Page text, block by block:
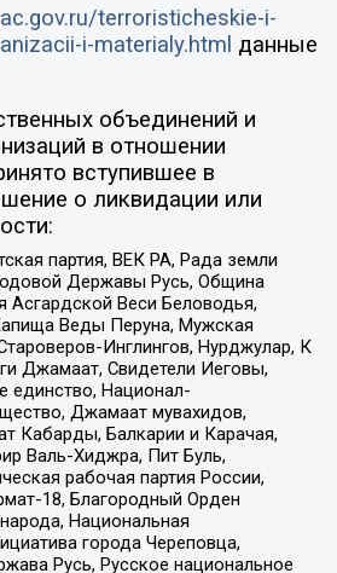
terroristicheskie-i-
i-materialy.html данные
объединений и
в отношении
вступившее в
о ликвидации или
партия, ВЕК РА, Рада земли
Державы Русь, Община
Асгардской Веси Беловодья,
Веды Перуна, Мужская
Инглингов, Нурджулар, К
Джамаат, Свидетели Иеговы,
единство, Национал-
Джамаат мувахидов,
Кабарды, Балкарии и Карачая,
Валь-Хиджра, Пит Буль,
рабочая партия России,
18, Благородный Орден
Национальная
города Череповца,
Русь, Русское национальное